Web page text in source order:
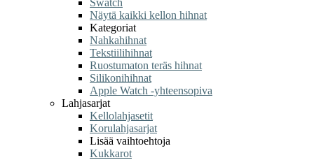
Swatch
Näytä kaikki kellon hihnat
Kategoriat
Nahkahihnat
Tekstiilihihnat
Ruostumaton teräs hihnat
Silikonihihnat
Apple Watch -yhteensopiva
Lahjasarjat
Kellolahjasetit
Korulahjasarjat
Lisää vaihtoehtoja
Kukkarot